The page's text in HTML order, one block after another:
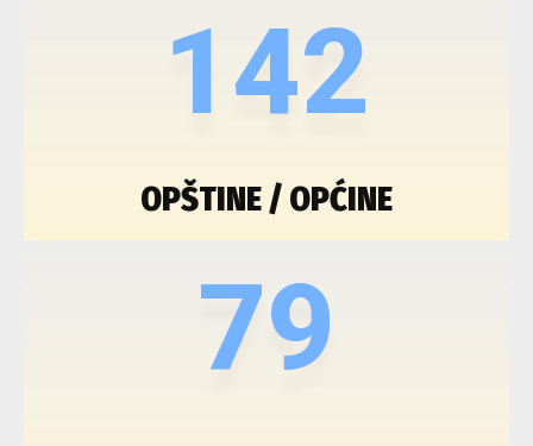
142
OPŠTINE / OPĆINE
79